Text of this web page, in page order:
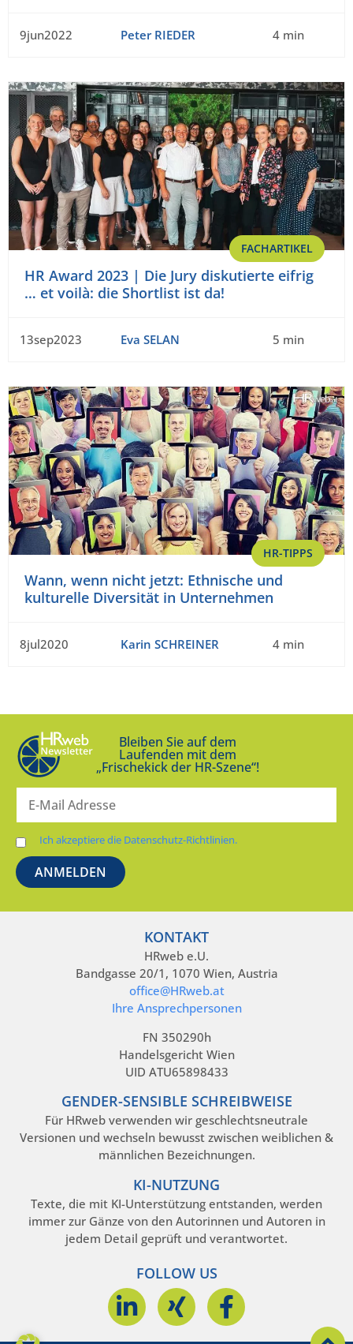
9jun2022 Peter RIEDER 4 min
FACHARTIKEL
HR Award 2023 | Die Jury diskutierte eifrig
… et voilà: die Shortlist ist da!
13sep2023 Eva SELAN 5 min
HR-TIPPS
Wann, wenn nicht jetzt: Ethnische und
kulturelle Diversität in Unternehmen
8jul2020 Karin SCHREINER 4 min
Bleiben Sie auf dem
Laufenden mit dem
„Frischekick der HR-Szene“!
Ich akzeptiere die Datenschutz-Richtlinien.
KONTAKT
HRweb e.U.
Bandgasse 20/1, 1070 Wien, Austria
office@HRweb.at
Ihre Ansprechpersonen
FN 350290h
Handelsgericht Wien
UID ATU65898433
GENDER-SENSIBLE SCHREIBWEISE
Für HRweb verwenden wir geschlechtsneutrale
Versionen und wechseln bewusst zwischen weiblichen &
männlichen Bezeichnungen.
KI-NUTZUNG
Texte, die mit KI-Unterstützung entstanden, werden
immer zur Gänze von den Autorinnen und Autoren in
jedem Detail geprüft und verantwortet.
FOLLOW US